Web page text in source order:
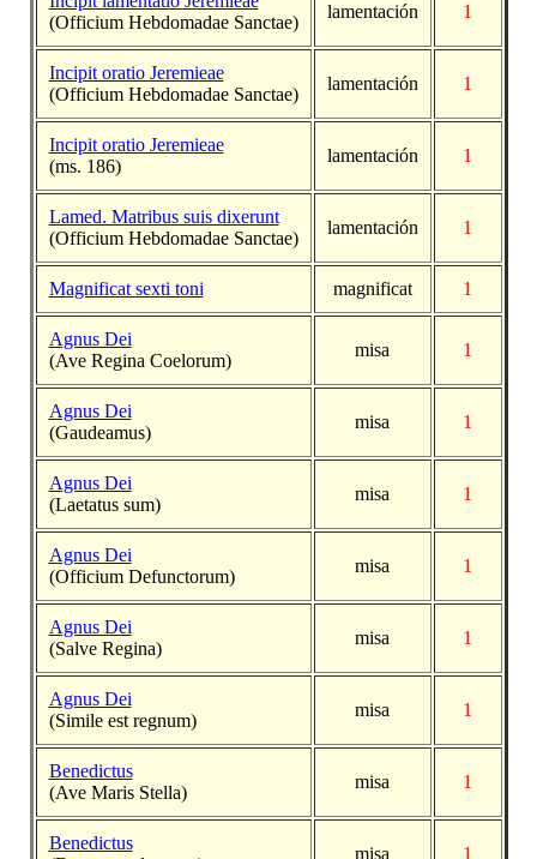
(Officium Hebdomadae Sanctae)
lamentación 1
Incipit oratio Jeremieae
(Officium Hebdomadae Sanctae)
lamentación 1
Incipit oratio Jeremieae
(ms. 186)
lamentación 1
Lamed. Matribus suis dixerunt
(Officium Hebdomadae Sanctae)
lamentación 1
Magnificat sexti toni magnificat 1
Agnus Dei
(Ave Regina Coelorum)
misa 1
Agnus Dei
(Gaudeamus)
misa 1
Agnus Dei
(Laetatus sum)
misa 1
Agnus Dei
(Officium Defunctorum)
misa 1
Agnus Dei
(Salve Regina)
misa 1
Agnus Dei
(Simile est regnum)
misa 1
Benedictus
(Ave Maris Stella)
misa 1
Benedictus
misa 1